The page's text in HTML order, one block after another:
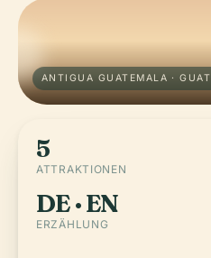
ANTIGUA GUATEMALA ·
5
ATTRAKTIONEN
DE · EN
ERZÄHLUNG